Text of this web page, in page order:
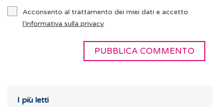
Acconsento al trattamento dei miei dati e accetto
l’informativa sulla privacy
I più letti